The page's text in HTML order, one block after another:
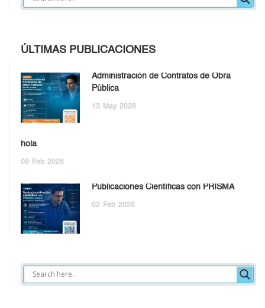
ÚLTIMAS PUBLICACIONES
Administración de Contratos de Obra
Pública
13 May 2026
hola
09 Feb 2026
Publicaciones Científicas con PRISMA
02 Feb 2026